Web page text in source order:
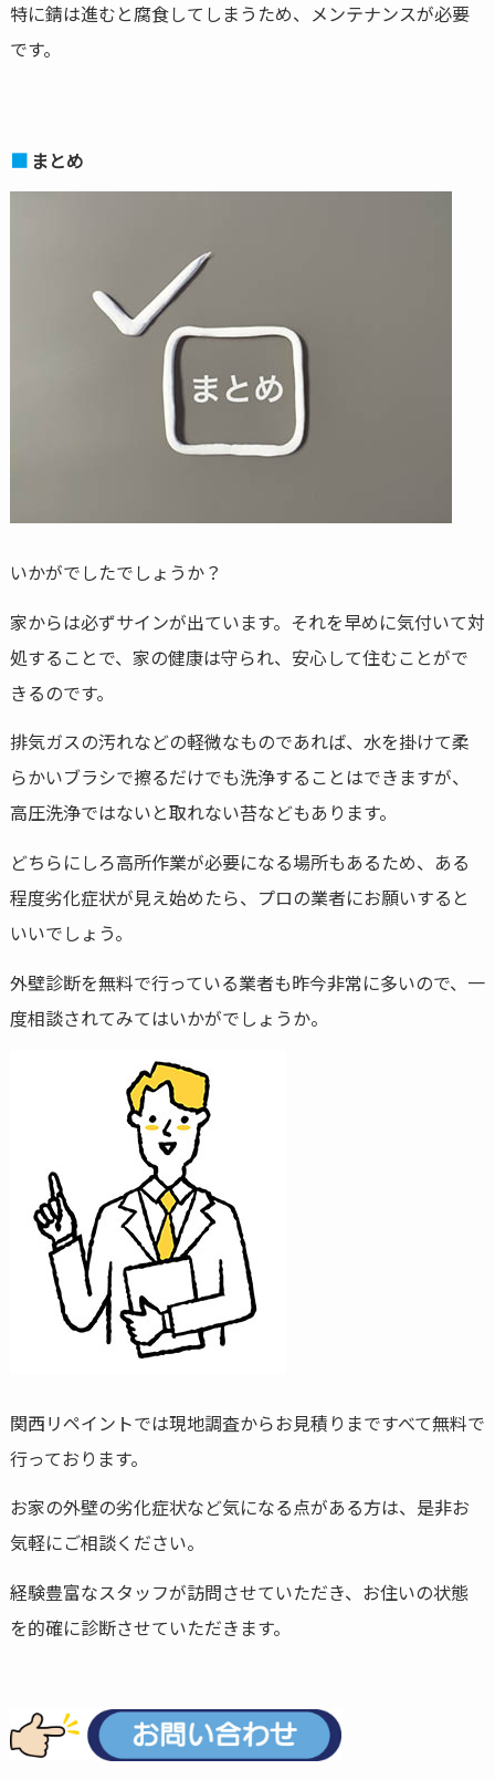
特に錆は進むと腐食してしまうため、メンテナンスが必要
です。
まとめ
いかがでしたでしょうか？
家からは必ずサインが出ています。それを早めに気付いて対
処することで、家の健康は守られ、安心して住むことがで
きるのです。
排気ガスの汚れなどの軽微なものであれば、水を掛けて柔
らかいブラシで擦るだけでも洗浄することはできますが、
高圧洗浄ではないと取れない苔などもあります。
どちらにしろ高所作業が必要になる場所もあるため、ある
程度劣化症状が見え始めたら、プロの業者にお願いすると
いいでしょう。
外壁診断を無料で行っている業者も昨今非常に多いので、一
度相談されてみてはいかがでしょうか。
関西リペイントでは現地調査からお見積りまですべて無料で
行っております。
お家の外壁の劣化症状など気になる点がある方は、是非お
気軽にご相談ください。
経験豊富なスタッフが訪問させていただき、お住いの状態
を的確に診断させていただきます。